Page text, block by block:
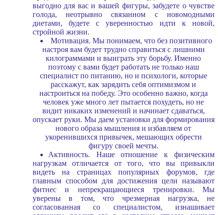
выгодно для вас и вашей фигуры, забудете о чувстве
голода, неотрывно связанном с новомодными
диетами, будете с уверенностью идти к новой,
стройной жизни.
Мотивация. Мы понимаем, что без позитивного
настроя вам будет трудно справиться с лишними
килограммами и выиграть эту борьбу. Именно
поэтому с вами будет работать не только наш
специалист по питанию, но и психологи, которые
расскажут, как зарядить себя оптимизмом и
настроиться на победу. Это особенно важно, когда
человек уже много лет пытается похудеть, но не
видит никаких изменений и начинает сдаваться,
опускает руки. Мы даем установки для формирования
нового образа мышления и избавляем от
укоренившихся привычек, мешающих обрести
фигуру своей мечты.
Активность. Наше отношение к физическим
нагрузкам отличается от того, что вы привыкли
видеть на страницах популярных форумов, где
главным способом для достижения цели называют
фитнес и непрекращающиеся тренировки. Мы
уверены в том, что чрезмерная нагрузка, не
согласованная со специалистом, изнашивает